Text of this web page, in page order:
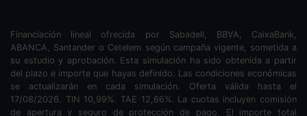
Financiación lineal ofrecida por Sabadell, BBVA, CaixaBank,
ABANCA, Santander o Cetelem según campaña vigente, sometida a
su estudio y aprobación. Esta simulación ha sido obtenida a partir
del plazo e importe que hayas definido. Las condiciones económicas
se actualizarán en cada simulación. Oferta válida hasta el
17/08/2026. TIN 10,99%. TAE 12,66%. La cuotas incluyen comisión
de apertura y seguro de protección de pago. El importe total